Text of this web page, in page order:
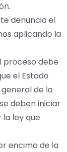
denuncia el
aplicando la
proceso debe
el Estado
de la
deben iniciar
ley que
encima de la